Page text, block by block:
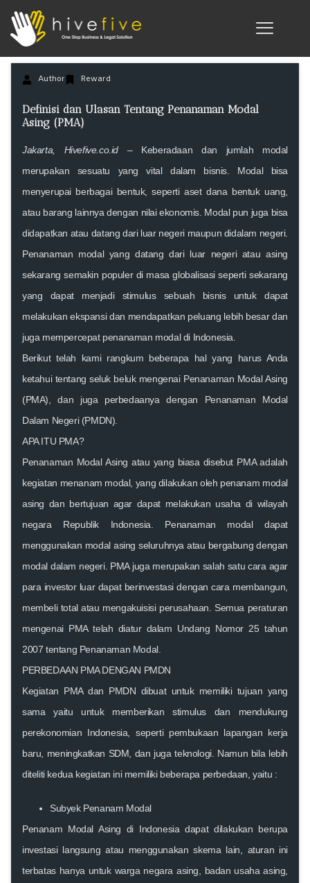
Author Reward
Definisi dan Ulasan Tentang Penanaman Modal
Asing (PMA)
Jakarta, Hivefive.co.id – Keberadaan dan jumlah modal
merupakan sesuatu yang vital dalam bisnis. Modal bisa
menyerupai berbagai bentuk, seperti aset dana bentuk uang,
atau barang lainnya dengan nilai ekonomis. Modal pun juga bisa
didapatkan atau datang dari luar negeri maupun didalam negeri.
Penanaman modal yang datang dari luar negeri atau asing
sekarang semakin populer di masa globalisasi seperti sekarang
yang dapat menjadi stimulus sebuah bisnis untuk dapat
melakukan ekspansi dan mendapatkan peluang lebih besar dan
juga mempercepat penanaman modal di Indonesia.
Berikut telah kami rangkum beberapa hal yang harus Anda
ketahui tentang seluk beluk mengenai Penanaman Modal Asing
(PMA), dan juga perbedaanya dengan Penanaman Modal
Dalam Negeri (PMDN).
APA ITU PMA?
Penanaman Modal Asing atau yang biasa disebut PMA adalah
kegiatan menanam modal, yang dilakukan oleh penanam modal
asing dan bertujuan agar dapat melakukan usaha di wilayah
negara Republik Indonesia. Penanaman modal dapat
menggunakan modal asing seluruhnya atau bergabung dengan
modal dalam negeri. PMA juga merupakan salah satu cara agar
para investor luar dapat berinvestasi dengan cara membangun,
membeli total atau mengakuisisi perusahaan. Semua peraturan
mengenai PMA telah diatur dalam Undang Nomor 25 tahun
2007 tentang Penanaman Modal.
PERBEDAAN PMA DENGAN PMDN
Kegiatan PMA dan PMDN dibuat untuk memiliki tujuan yang
sama yaitu untuk memberikan stimulus dan mendukung
perekonomian Indonesia, seperti pembukaan lapangan kerja
baru, meningkatkan SDM, dan juga teknologi. Namun bila lebih
diteliti kedua kegiatan ini memiliki beberapa perbedaan, yaitu :
Subyek Penanam Modal
Penanam Modal Asing di Indonesia dapat dilakukan berupa
investasi langsung atau menggunakan skema lain, aturan ini
terbatas hanya untuk warga negara asing, badan usaha asing,